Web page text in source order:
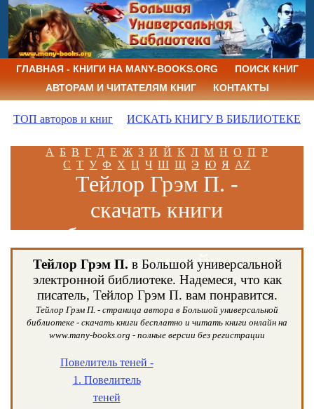
ГЛАВНАЯ - КНИГИ НА MANY-BOOKS.ORG
ПОИСК КНИГ
АВТОРАМ И ЧИТАТЕЛЯМ КНИГ
КОНТАКТЫ
ТОП авторов и книг ИСКАТЬ КНИГУ В БИБЛИОТЕКЕ
А Б В Г Д Е Ж З И Й К Л М Н О П Р
С Т У Ф Х Ц Ч Ш Щ Э Ю Я AZ
Тейлор Грэм П. -
скачать книги
бесплатно и читать
книги онлайн
Тейлор Грэм П. в Большой универсальной
электронной библиотеке. Надемеся, что как
писатель, Тейлор Грэм П. вам понравится.
Тейлор Грэм П. - страница автора в Большой универсальной
библиотеке - скачать книги бесплатно и читать книги онлайн на
www.many-books.org - полные версии без регистрации
Повелитель теней -
1. Повелитель
теней